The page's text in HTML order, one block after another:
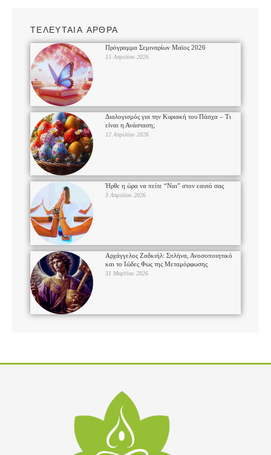
ΤΕΛΕΥΤΑΙΑ ΑΡΘΡΑ
Πρόγραμμα Σεμιναρίων Μαϊος 2026
15 Απριλίου 2026
Διαλογισμός για την Κυριακή του Πάσχα – Τι
είναι η Ανάσταση;
12 Απριλίου 2026
Ήρθε η ώρα να πείτε “Ναι” στον εαυτό σας
3 Απριλίου 2026
Αρχάγγελος Ζαδκιήλ: Σπλήνα, Ανοσοποιητικό
και το Ιώδες Φως της Μεταμόρφωσης
31 Μαρτίου 2026